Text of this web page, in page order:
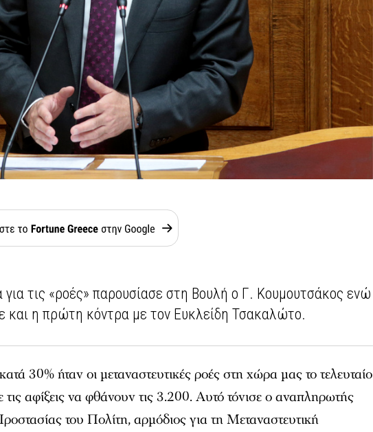
για τις «ροές» παρουσίασε στη Βουλή ο Γ. Κουμουτσάκος ενώ
και η πρώτη κόντρα με τον Ευκλείδη Τσακαλώτο.
30% ήταν οι μεταναστευτικές ροές στη χώρα μας το τελευταίο
τις αφίξεις να φθάνουν τις 3.200. Αυτό τόνισε ο αναπληρωτής
του Πολίτη, αρμόδιος για τη Μεταναστευτική